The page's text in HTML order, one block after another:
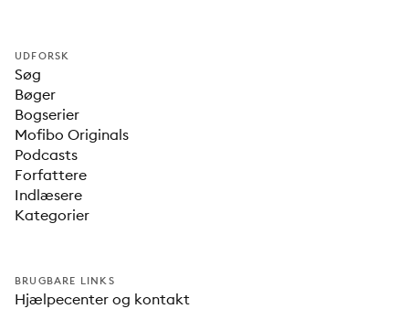
UDFORSK
Søg
Bøger
Bogserier
Mofibo Originals
Podcasts
Forfattere
Indlæsere
Kategorier
BRUGBARE LINKS
Hjælpecenter og kontakt